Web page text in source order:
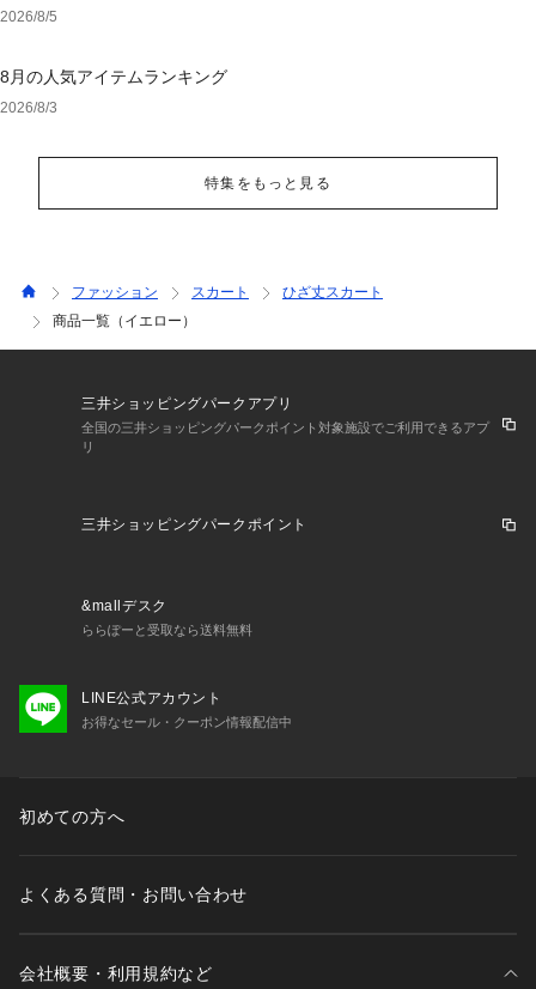
ェア
2026/8/5
8月の人気アイテムランキング
2026/8/3
特集をもっと見る
ファッション スカート
ひざ丈スカート
商品一覧（イエロー）
三井ショッピングパークアプリ
全国の三井ショッピングパークポイント対象施設でご利用できるアプ
リ
三井ショッピングパークポイント
&mallデスク
ららぽーと受取なら送料無料
LINE公式アカウント
お得なセール・クーポン情報配信中
初めての方へ
よくある質問・お問い合わせ
会社概要・利用規約など